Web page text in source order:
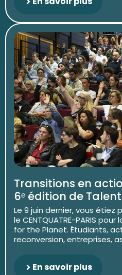
Transitions en
6ᵉ édition de
Le 9 juin dernier, vous étiez
le CENTQUATRE-PARIS
for the Planet. Étudiants,
reconversion, entreprises,
En savoir plus